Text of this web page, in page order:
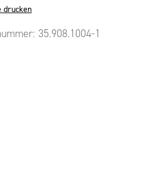
drucken
35.908.1004-1